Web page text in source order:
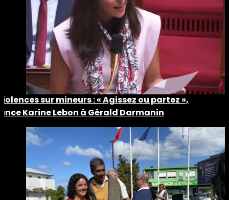
sur mineurs : « Agissez ou partez »,
Karine Lebon à Gérald Darmanin